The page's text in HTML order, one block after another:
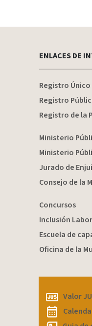
ENLACES DE
Registro
Registro
Registro de la
Ministerio
Ministerio
Jurado de
Consejo de la
Concursos
Inclusión
Escuela de
Oficina de la
Valor